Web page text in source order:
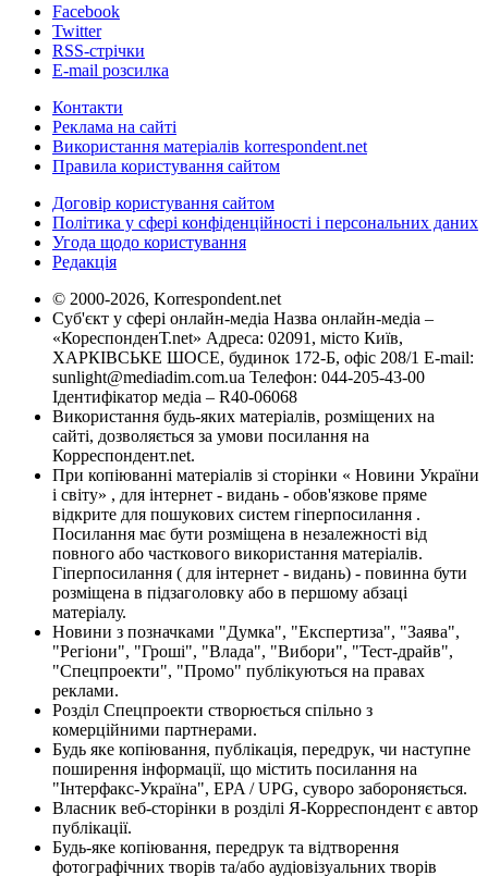
Facebook
Twitter
RSS-стрічки
E-mail розсилка
Контакти
Реклама на сайті
Використання матеріалів korrespondent.net
Правила користування сайтом
Договір користування сайтом
Політика у сфері конфіденційності і персональних даних
Угода щодо користування
Редакція
© 2000-2026, Korrespondent.net
Суб'єкт у сфері онлайн-медіа Назва онлайн-медіа –
«КореспонденТ.net» Адреса: 02091, місто Київ,
ХАРКІВСЬКЕ ШОСЕ, будинок 172-Б, офіс 208/1 E-mail:
sunlight@mediadim.com.ua Телефон: 044-205-43-00
Ідентифікатор медіа – R40-06068
Використання будь-яких матеріалів, розміщених на
сайті, дозволяється за умови посилання на
Корреспондент.net.
При копіюванні матеріалів зі сторінки « Новини України
і світу» , для інтернет - видань - обов'язкове пряме
відкрите для пошукових систем гіперпосилання .
Посилання має бути розміщена в незалежності від
повного або часткового використання матеріалів.
Гіперпосилання ( для інтернет - видань) - повинна бути
розміщена в підзаголовку або в першому абзаці
матеріалу.
Новини з позначками "Думка", "Експертиза", "Заява",
"Регіони", "Гроші", "Влада", "Вибори", "Тест-драйв",
"Спецпроекти", "Промо" публікуються на правах
реклами.
Розділ Спецпроекти створюється спільно з
комерційними партнерами.
Будь яке копіювання, публікація, передрук, чи наступне
поширення інформації, що містить посилання на
"Інтерфакс-Україна", EPA / UPG, суворо забороняється.
Власник веб-сторінки в розділі Я-Корреспондент є автор
публікації.
Будь-яке копіювання, передрук та відтворення
фотографічних творів та/або аудіовізуальних творів